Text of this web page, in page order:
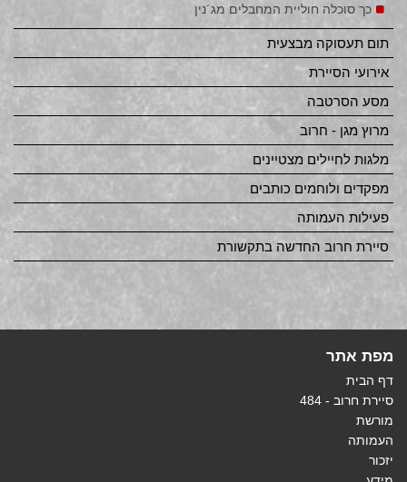
כך סוכלה חוליית המחבלים מג´נין
תום תעסוקה מבצעית
אירועי הסיירת
מסע הסרטבה
מרוץ מגן - חרוב
מלגות לחיילים מצטיינים
מפקדים ולוחמים כותבים
פעילות העמותה
סיירת חרוב החדשה בתקשורת
מפת אתר
דף הבית
סיירת חרוב - 484
מורשת
העמותה
יזכור